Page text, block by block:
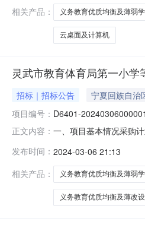
相关产品：
义务教育优质均衡及薄弱
云桌面及计算机
灵武市教育体育局第一小
招标｜招标公告 宁夏回族自治
项目编号： D6401-20240306000001
正文内容： 一、项目基本情况采购
合实践设备第一标段科
发布时间： 2024-03-06 21:13
相关产品：
义务教育优质均衡及薄弱
义务教育优质均衡及薄改